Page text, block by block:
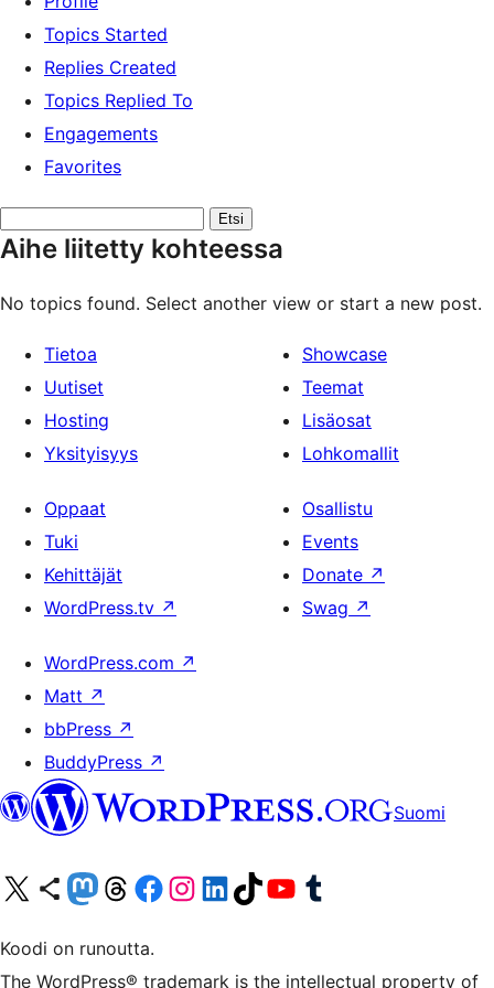
Topics Started
Replies Created
Topics Replied To
Engagements
Favorites
aiheita:
Aihe liitetty kohteessa
No topics found. Select another view or start a new post.
Tietoa
Uutiset
Hosting
Yksityisyys
Showcase
Teemat
Lisäosat
Lohkomallit
Oppaat
Tuki
Kehittäjät
WordPress.tv ↗
Osallistu
Events
Donate ↗
Swag ↗
WordPress.com ↗
Matt ↗
bbPress ↗
BuddyPress ↗
Suomi
Visit our X (formerly Twitter) account
Visit our Bluesky account
Visit our Mastodon account
Visit our Threads account
Visit our Facebook pageVisit our Instagram account
Visit our LinkedIn account
Visit our TikTok account
Näytä YouTube-kanavaVisit our Tumblr account
Koodi on runoutta.
The WordPress® trademark is the intellectual property of